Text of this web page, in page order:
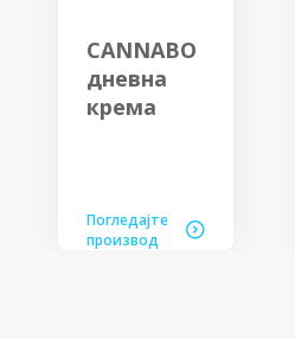
CANNABO
дневна
крема
Погледајте
производ